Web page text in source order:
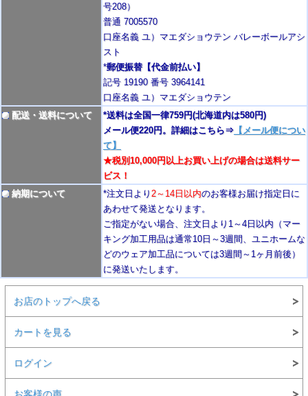
号208）
普通 7005570
口座名義 ユ）マエダショウテン バレーボールアシ
スト
*郵便振替【代金前払い】
記号 19190 番号 3964141
口座名義 ユ）マエダショウテン
配送・送料について
*送料は全国一律759円(北海道内は580円)
メール便220円。詳細はこちら⇒ 【メール便につい
て】
★税別10,000円以上お買い上げの場合は送料サー
ビス！
納期について
*注文日より 2～14日以内のお客様お届け指定日に
あわせて発送となります。
ご指定がない場合、注文日より1～4日以内 （マー
キング加工用品は通常10日 ～3週間 、ユニホームな
どのウェア加工品については3週間～ 1ヶ月前後 ）
に発送いたします。
お店のトップへ戻る
カートを見る
ログイン
お客様の声